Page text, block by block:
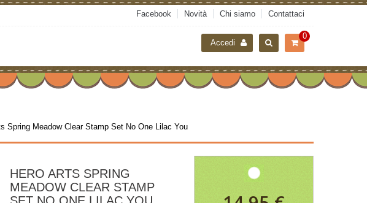
Facebook Novità Chi siamo Contattaci
0
Accedi
Spring Meadow Clear Stamp Set No One Lilac You
HERO ARTS SPRING
MEADOW CLEAR STAMP